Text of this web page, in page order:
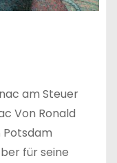
am Steuer
Von Ronald
Potsdam
für seine